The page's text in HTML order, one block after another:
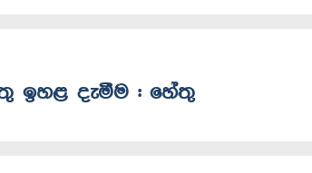
ඉහළ දැමීම : හේතු